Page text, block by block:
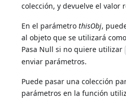
colección, y devuelve el valor
En el parámetrothisObj,
al objeto que se utilizará
Pasa Null si no quiere utilizar
enviar parámetros.
Puede pasar una colección
parámetros en la función